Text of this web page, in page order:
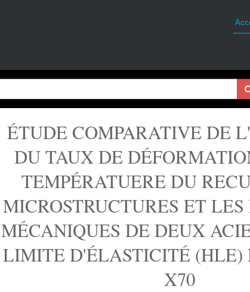
ÉTUDE COMPARATIVE DE
DU TAUX DE
TEMPÉRATUERE DU
MICROSTRUCTURES ET LES
MÉCANIQUES DE DEUX
LIMITE D'ÉLASTICITÉ (HLE)
X70